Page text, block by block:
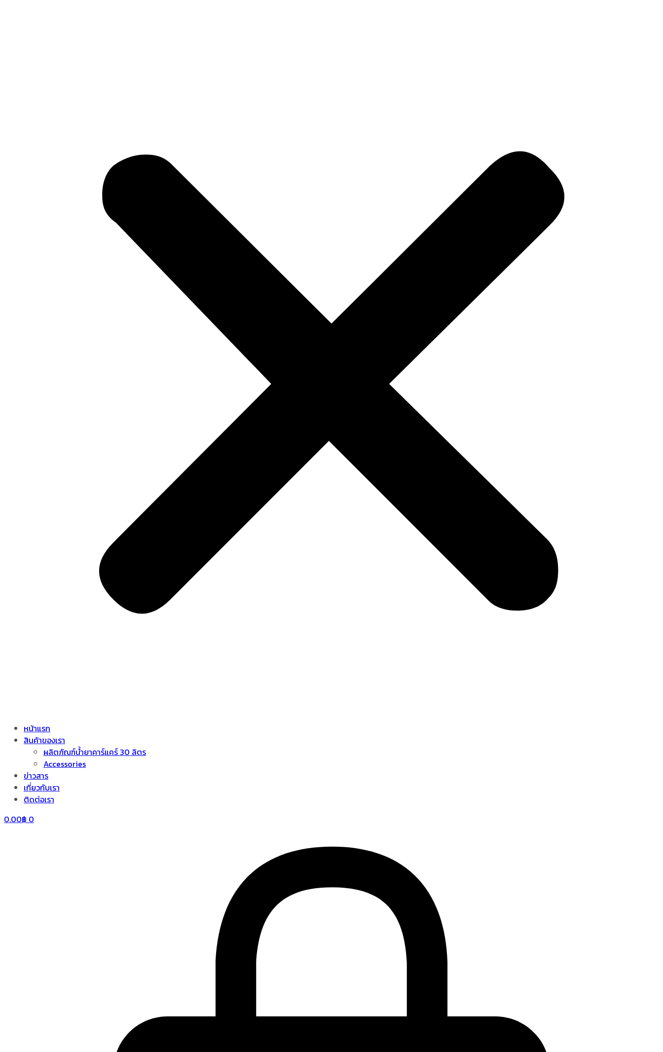
หน้าแรก
สินค้าของเรา
ผลิตภัณฑ์น้ำยาคาร์แคร์ 30 ลิตร
Accessories
ข่าวสาร
เกี่ยวกับเรา
ติดต่อเรา
0.00฿ 0